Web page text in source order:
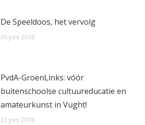
De Speeldoos, het vervolg
30 juni 2018
PvdA-GroenLinks: vóór
buitenschoolse cultuureducatie en
amateurkunst in Vught!
22 juni 2018